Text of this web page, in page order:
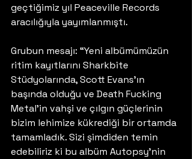
geçtiğimiz yıl Peaceville Records
aracılığıyla yayımlanmıştı.
Grubun mesajı: “Yeni albümümüzün
ritim kayıtlarını Sharkbite
Stüdyolarında, Scott Evans’ın
başında olduğu ve Death Fucking
Metal’in vahşi ve çılgın güçlerinin
bizim lehimize kükrediği bir ortamda
tamamladık. Sizi şimdiden temin
edebiliriz ki bu albüm Autopsy’nin